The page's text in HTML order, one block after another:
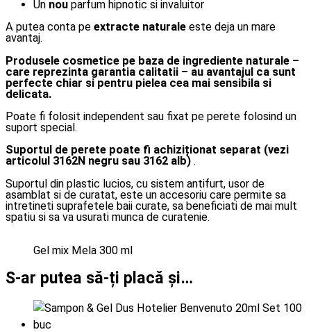
Un nou parfum hipnotic si invaluitor
A putea conta pe extracte naturale este deja un mare
avantaj.
Produsele cosmetice pe baza de ingrediente naturale –
care reprezinta garantia calitatii – au avantajul ca sunt
perfecte chiar si pentru pielea cea mai sensibila si
delicata.
Poate fi folosit independent sau fixat pe perete folosind un
suport special.
Suportul de perete poate fi achiziționat separat (vezi
articolul 3162N negru sau 3162 alb) .
Suportul din plastic lucios, cu sistem antifurt, usor de
asamblat si de curatat, este un accesoriu care permite sa
intretineti suprafetele baii curate, sa beneficiati de mai mult
spatiu si sa va usurati munca de curatenie.
Gel mix Mela 300 ml
S-ar putea să-ți placă și…